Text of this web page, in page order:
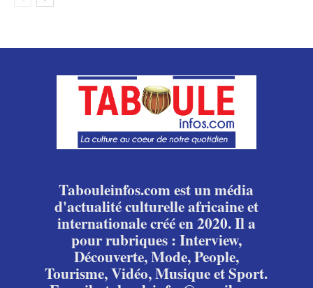
Tabouleinfos.com est un média
d'actualité culturelle africaine et
internationale créé en 2020. Il a
pour rubriques : Interview,
Découverte, Mode, People,
Tourisme, Vidéo, Musique et Sport.